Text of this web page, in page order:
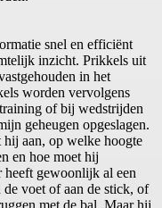
snel en efficiënt
inzicht. Prikkels uit
in het
worden vervolgens
of bij wedstrijden
geheugen opgeslagen.
hij aan, op welke hoogte
en hoe moet hij
heeft gewoonlijk al een
de voet of aan de stick, of